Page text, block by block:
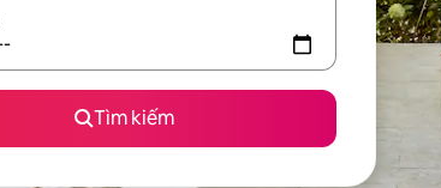
Tìm kiếm